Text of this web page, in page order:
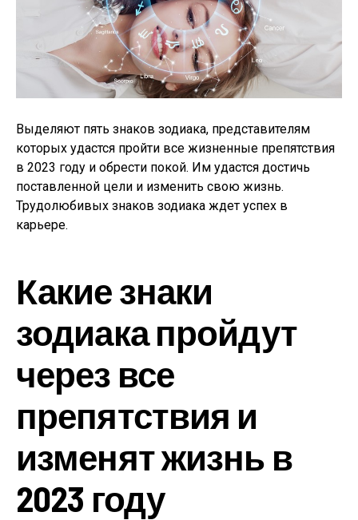
Выделяют пять знаков зодиака, представителям
которых удастся пройти все жизненные препятствия
в 2023 году и обрести покой. Им удастся достичь
поставленной цели и изменить свою жизнь.
Трудолюбивых знаков зодиака ждет успех в
карьере.
Какие знаки
зодиака пройдут
через все
препятствия и
изменят жизнь в
2023 году